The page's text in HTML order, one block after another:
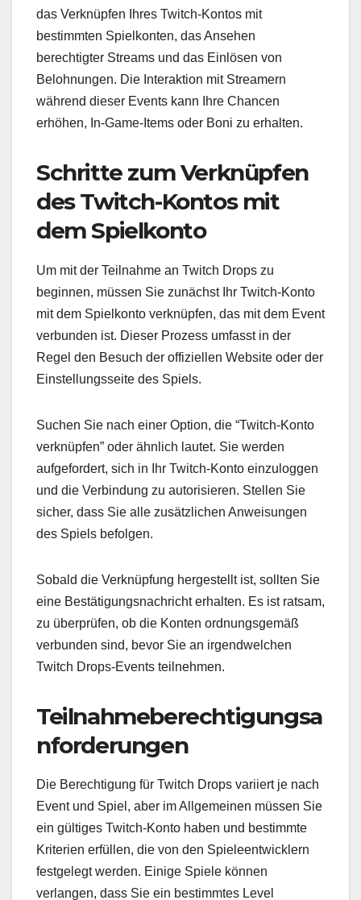
das Verknüpfen Ihres Twitch-Kontos mit
bestimmten Spielkonten, das Ansehen
berechtigter Streams und das Einlösen von
Belohnungen. Die Interaktion mit Streamern
während dieser Events kann Ihre Chancen
erhöhen, In-Game-Items oder Boni zu erhalten.
Schritte zum Verknüpfen
des Twitch-Kontos mit
dem Spielkonto
Um mit der Teilnahme an Twitch Drops zu
beginnen, müssen Sie zunächst Ihr Twitch-Konto
mit dem Spielkonto verknüpfen, das mit dem Event
verbunden ist. Dieser Prozess umfasst in der
Regel den Besuch der offiziellen Website oder der
Einstellungsseite des Spiels.
Suchen Sie nach einer Option, die “Twitch-Konto
verknüpfen” oder ähnlich lautet. Sie werden
aufgefordert, sich in Ihr Twitch-Konto einzuloggen
und die Verbindung zu autorisieren. Stellen Sie
sicher, dass Sie alle zusätzlichen Anweisungen
des Spiels befolgen.
Sobald die Verknüpfung hergestellt ist, sollten Sie
eine Bestätigungsnachricht erhalten. Es ist ratsam,
zu überprüfen, ob die Konten ordnungsgemäß
verbunden sind, bevor Sie an irgendwelchen
Twitch Drops-Events teilnehmen.
Teilnahmeberechtigungsa
nforderungen
Die Berechtigung für Twitch Drops variiert je nach
Event und Spiel, aber im Allgemeinen müssen Sie
ein gültiges Twitch-Konto haben und bestimmte
Kriterien erfüllen, die von den Spieleentwicklern
festgelegt werden. Einige Spiele können
verlangen, dass Sie ein bestimmtes Level